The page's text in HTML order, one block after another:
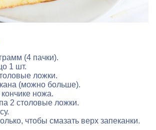
(4 пачки).
1 шт.
ложки.
(можно больше).
ножа.
2 столовые ложки.
чтобы смазать верх запеканки.